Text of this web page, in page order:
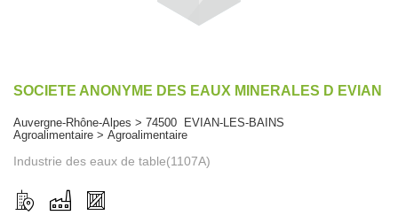
SOCIETE ANONYME DES EAUX MINERALES D EVIAN
Auvergne-Rhône-Alpes > 74500 EVIAN-LES-BAINS
Agroalimentaire > Agroalimentaire
Industrie des eaux de table(1107A)